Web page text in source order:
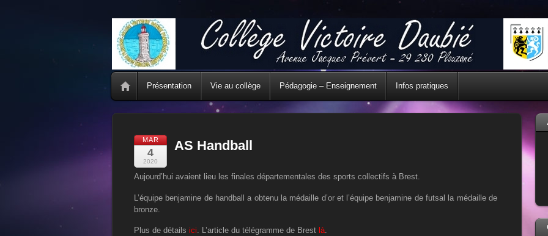
Présentation Vie au collège Pédagogie – Enseignement Infos pratiques
MAR
4
2020
AS Handball
Aujourd’hui avaient lieu les finales départementales des sports collectifs à Brest.
L’équipe benjamine de handball a obtenu la médaille d’or et l’équipe benjamine de futsal la médaille de
bronze.
Plus de détails ici. L’article du télégramme de Brest là.